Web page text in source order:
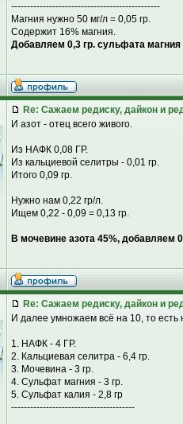
-----------------------------------------------
Магния нужно 50 мг/л = 0,05 гр.
Содержит 16% магния.
Добавляем 0,3 гр. сульфата магния
Re: Сажаем редиску, дайкон и
И азот - отец всего живого.
Из НАФК 0,08 ГР.
Из кальциевой селитры - 0,01 гр.
Итого 0,09 гр.
Нужно нам 0,22 гр/л.
Ищем 0,22 - 0,09 = 0,13 гр.
В мочевине азота 45%, добавляем
Re: Сажаем редиску, дайкон и
И далее умножаем всё на 10, то есть
1. НАФК - 4 ГР.
2. Кальциевая селитра - 6,4 гр.
3. Мочевина - 3 гр.
4. Сульфат магния - 3 гр.
5. Сульфат калия - 2,8 гр
---------------------------------------